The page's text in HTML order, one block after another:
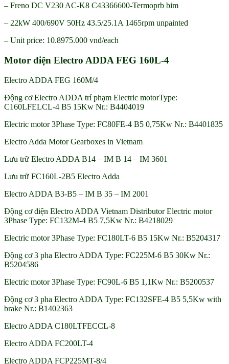
– Freno DC V230 AC-K8 C43366600-Termoprb bim
– 22kW 400/690V 50Hz 43.5/25.1A 1465rpm unpainted
– Unit price: 10.8975.000 vnđ/each
Motor điện Electro ADDA FEG 160L-4
Electro ADDA FEG 160M/4
Động cơ Electro ADDA trí phạm Electric motorType:
C160LFELCL-4 B5 15Kw Nr.: B4404019
Electric motor 3Phase Type: FC80FE-4 B5 0,75Kw Nr.: B4401835
Electro Adda Motor Gearboxes in Vietnam
Lưu trữ Electro ADDA B14 – IM B 14 – IM 3601
Lưu trữ FC160L-2B5 Electro Adda
Electro ADDA B3-B5 – IM B 35 – IM 2001
Động cơ điện Electro ADDA Vietnam Distributor Electric motor
3Phase Type: FC132M-4 B5 7,5Kw Nr.: B4218029
Electric motor 3Phase Type: FC180LT-6 B5 15Kw Nr.: B5204317
Động cơ 3 pha Electro ADDA Type: FC225M-6 B5 30Kw Nr.:
B5204586
Electric motor 3Phase Type: FC90L-6 B5 1,1Kw Nr.: B5200537
Động cơ 3 pha Electro ADDA Type: FC132SFE-4 B5 5,5Kw with
brake Nr.: B1402363
Electro ADDA C180LTFECCL-8
Electro ADDA FC200LT-4
Electro ADDA FCP225MT-8/4